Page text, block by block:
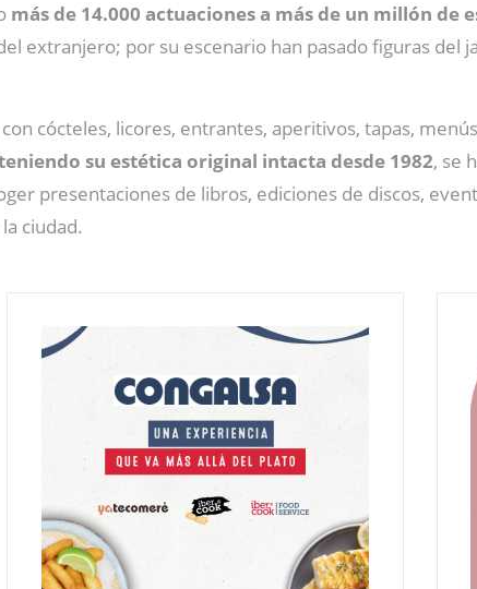
más de 14.000 actuaciones a más de un millón de
extranjero; por su escenario han pasado figuras del
cócteles, licores, entrantes, aperitivos, tapas,
su estética original intacta desde 1982, se
presentaciones de libros, ediciones de discos,
ciudad.